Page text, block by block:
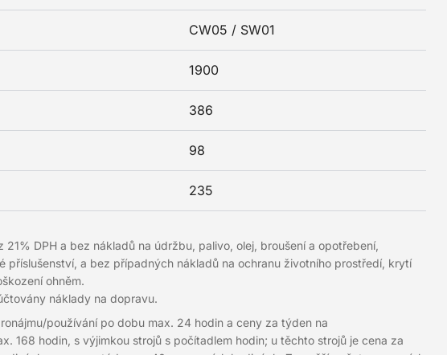
CW05 / SW01
1900
386
98
235
DPH a bez nákladů na údržbu, palivo, olej, broušení a opotřebení,
příslušenství, a bez případných nákladů na ochranu životního prostředí, krytí
ohněm.
náklady na dopravu.
používání po dobu max. 24 hodin a ceny za týden na
168 hodin, s výjimkou strojů s počítadlem hodin; u těchto strojů je cena za